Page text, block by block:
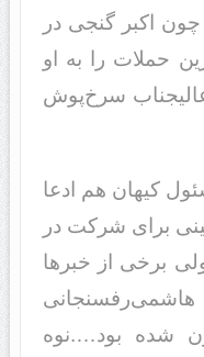
اکبر گنجی در
حملات را به او
سرخ‌پوش
مدیر مسئول کیهان هم ادعا
برای شرکت در
برخی از خبرها
شده بود….نوه